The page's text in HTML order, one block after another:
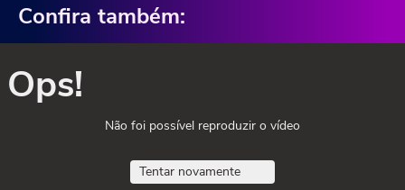
Confira também:
Ops!
Não foi possível reproduzir o vídeo
Tentar novamente